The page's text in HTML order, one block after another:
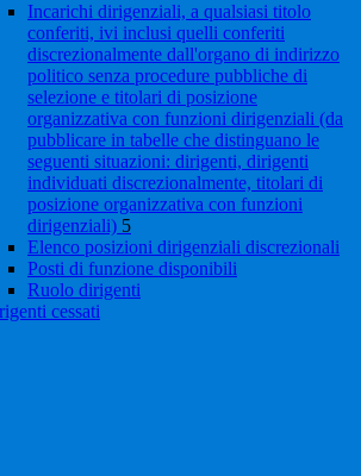
Incarichi dirigenziali, a qualsiasi titolo
conferiti, ivi inclusi quelli conferiti
discrezionalmente dall'organo di indirizzo
politico senza procedure pubbliche di
selezione e titolari di posizione
organizzativa con funzioni dirigenziali (da
pubblicare in tabelle che distinguano le
seguenti situazioni: dirigenti, dirigenti
individuati discrezionalmente, titolari di
posizione organizzativa con funzioni
dirigenziali) 5
Elenco posizioni dirigenziali discrezionali
Posti di funzione disponibili
Ruolo dirigenti
cessati